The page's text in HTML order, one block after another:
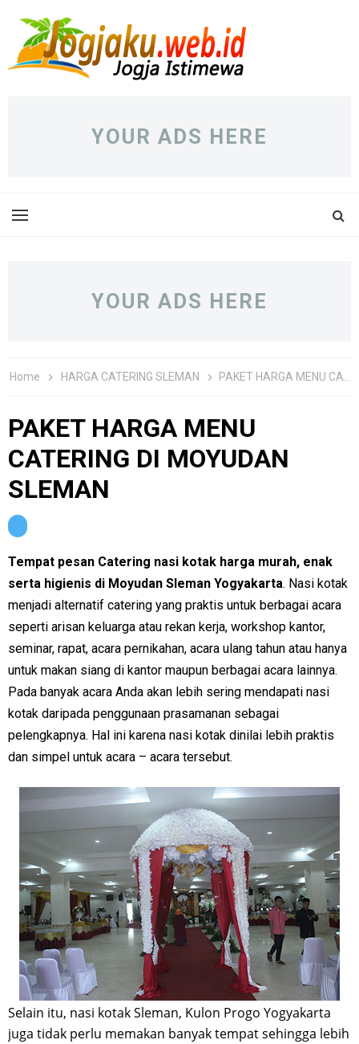
YOUR ADS HERE
YOUR ADS HERE
Home HARGA CATERING SLEMAN PAKET HARGA MENU CATERING DI MOYUDAN SLEMAN
PAKET HARGA MENU
CATERING DI MOYUDAN
SLEMAN
Tempat pesan Catering nasi kotak harga murah, enak
serta higienis di Moyudan Sleman Yogyakarta. Nasi kotak
menjadi alternatif catering yang praktis untuk berbagai acara
seperti arisan keluarga atau rekan kerja, workshop kantor,
seminar, rapat, acara pernikahan, acara ulang tahun atau hanya
untuk makan siang di kantor maupun berbagai acara lainnya.
Pada banyak acara Anda akan lebih sering mendapati nasi
kotak daripada penggunaan prasamanan sebagai
pelengkapnya. Hal ini karena nasi kotak dinilai lebih praktis
dan simpel untuk acara – acara tersebut.
Selain itu, nasi kotak Sleman, Kulon Progo Yogyakarta
juga tidak perlu memakan banyak tempat sehingga lebih